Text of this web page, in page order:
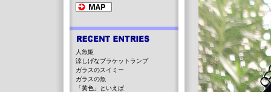
人魚姫
涼しげなブラケットランプ
ガラスのスイミー
ガラスの魚
「黄色」といえば